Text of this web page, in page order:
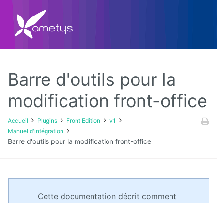
Plugins
AI
Authentification
Bluemind
Barre d'outils pour la
modification front-office
Accueil Plugins Front Edition
v1
Manuel d'intégration
Barre d'outils pour la modification front-office
Cette documentation décrit comment